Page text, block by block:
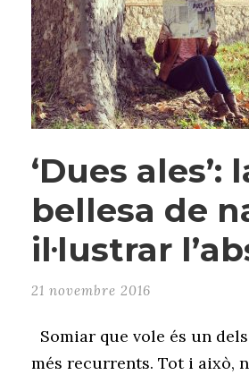
‘Dues ales’:
bellesa de
il·lustrar
21 novembre 2016
Somiar que vole és un
més recurrents. Tot i això,